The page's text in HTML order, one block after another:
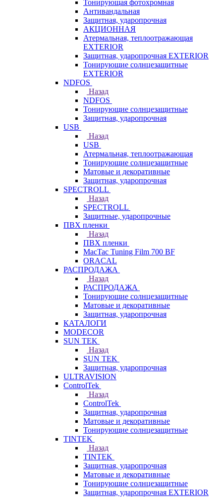
Тонирующая фотохромная
Антивандальная
Защитная, ударопрочная
АКЦИОННАЯ
Атермальная, теплоотражающая
EXTERIOR
Защитная, ударопрочная EXTERIOR
Тонирующие солнцезащитные
EXTERIOR
NDFOS
Назад
NDFOS
Тонирующие солнцезащитные
Защитная, ударопрочная
USB
Назад
USB
Атермальная, теплоотражающая
Тонирующие солнцезащитные
Матовые и декоративные
Защитная, ударопрочная
SPECTROLL
Назад
SPECTROLL
Защитные, ударопрочные
ПВХ пленки
Назад
ПВХ пленки
MacTac Tuning Film 700 BF
ORACAL
РАСПРОДАЖА
Назад
РАСПРОДАЖА
Тонирующие солнцезащитные
Матовые и декоративные
Защитная, ударопрочная
КАТАЛОГИ
MODECOR
SUN TEK
Назад
SUN TEK
Защитная, ударопрочная
ULTRAVISION
ControlTek
Назад
ControlTek
Защитная, ударопрочная
Матовые и декоративные
Тонирующие солнцезащитные
TINTEK
Назад
TINTEK
Защитная, ударопрочная
Матовые и декоративные
Тонирующие солнцезащитные
Защитная, ударопрочная EXTERIOR